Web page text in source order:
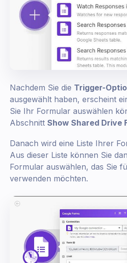
Nachdem Sie die Trigger-
ausgewählt haben, erscheint
Sie Ihr Formular auswählen
Abschnitt Show Shared Drive
Danach wird eine Liste Ihrer
Aus dieser Liste können Sie
Formular auswählen, das Sie
verwenden möchten.